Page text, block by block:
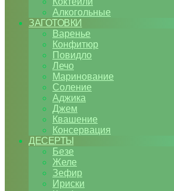
Алкогольные
ЗАГОТОВКИ
Варенье
Конфитюр
Повидло
Лечо
Маринование
Соление
Аджика
Джем
Квашение
Консервация
ДЕСЕРТЫ
Безе
Желе
Зефир
Ириски